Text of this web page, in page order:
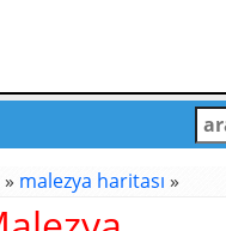
» malezya haritası »